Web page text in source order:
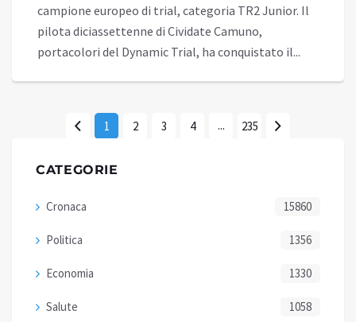
campione europeo di trial, categoria TR2 Junior. Il
pilota diciassettenne di Cividate Camuno,
portacolori del Dynamic Trial, ha conquistato il...
1 2 3 4 ... 235
CATEGORIE
Cronaca 15860
Politica 1356
Economia 1330
Salute 1058